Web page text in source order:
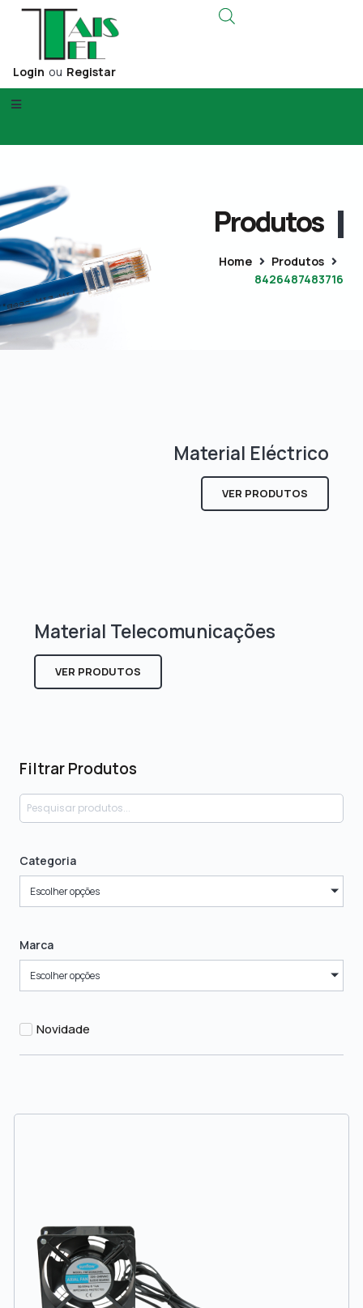
Login ou Registar
Produtos
Home
Produtos
8426487483716
Filtrar Produtos
Categoria
Escolher opções
Marca
Escolher opções
Novidade
Material Eléctrico
VER PRODUTOS
Material Telecomunicações
VER PRODUTOS